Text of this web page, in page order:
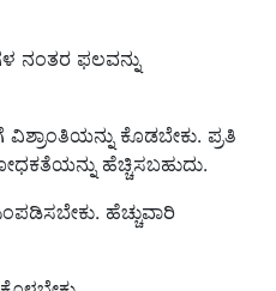
ನಂತರ ಫಲವನ್ನು
ಕೊಡಬೇಕು. ಪ್ರತಿ
ಹೆಚ್ಚಿಸಬಹುದು.
ಹೆಚ್ಚುವಾರಿ